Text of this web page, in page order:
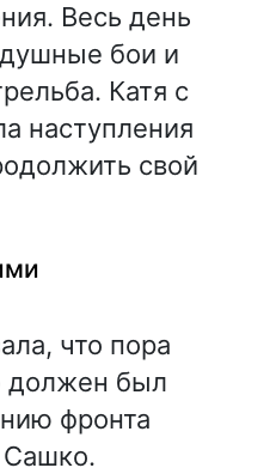
Весь день
бои и
Катя с
наступления
свой
что пора
должен был
фронта